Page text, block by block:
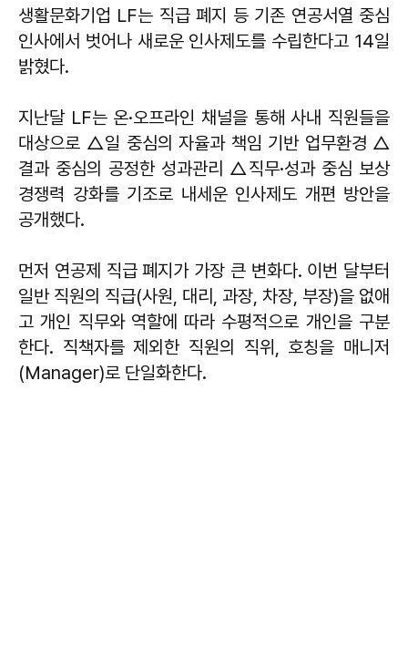
생활문화기업 LF는 직급 폐지 등 기존 연공서열 중심
인사에서 벗어나 새로운 인사제도를 수립한다고 14일
밝혔다.
지난달 LF는 온·오프라인 채널을 통해 사내 직원들을
대상으로 △일 중심의 자율과 책임 기반 업무환경 △
결과 중심의 공정한 성과관리 △직무·성과 중심 보상
경쟁력 강화를 기조로 내세운 인사제도 개편 방안을
공개했다.
먼저 연공제 직급 폐지가 가장 큰 변화다. 이번 달부터
일반 직원의 직급(사원, 대리, 과장, 차장, 부장)을 없애
고 개인 직무와 역할에 따라 수평적으로 개인을 구분
한다. 직책자를 제외한 직원의 직위, 호칭을 매니저
(Manager)로 단일화한다.